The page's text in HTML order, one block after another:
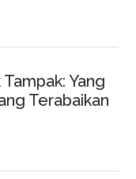
Yang
Terabaikan